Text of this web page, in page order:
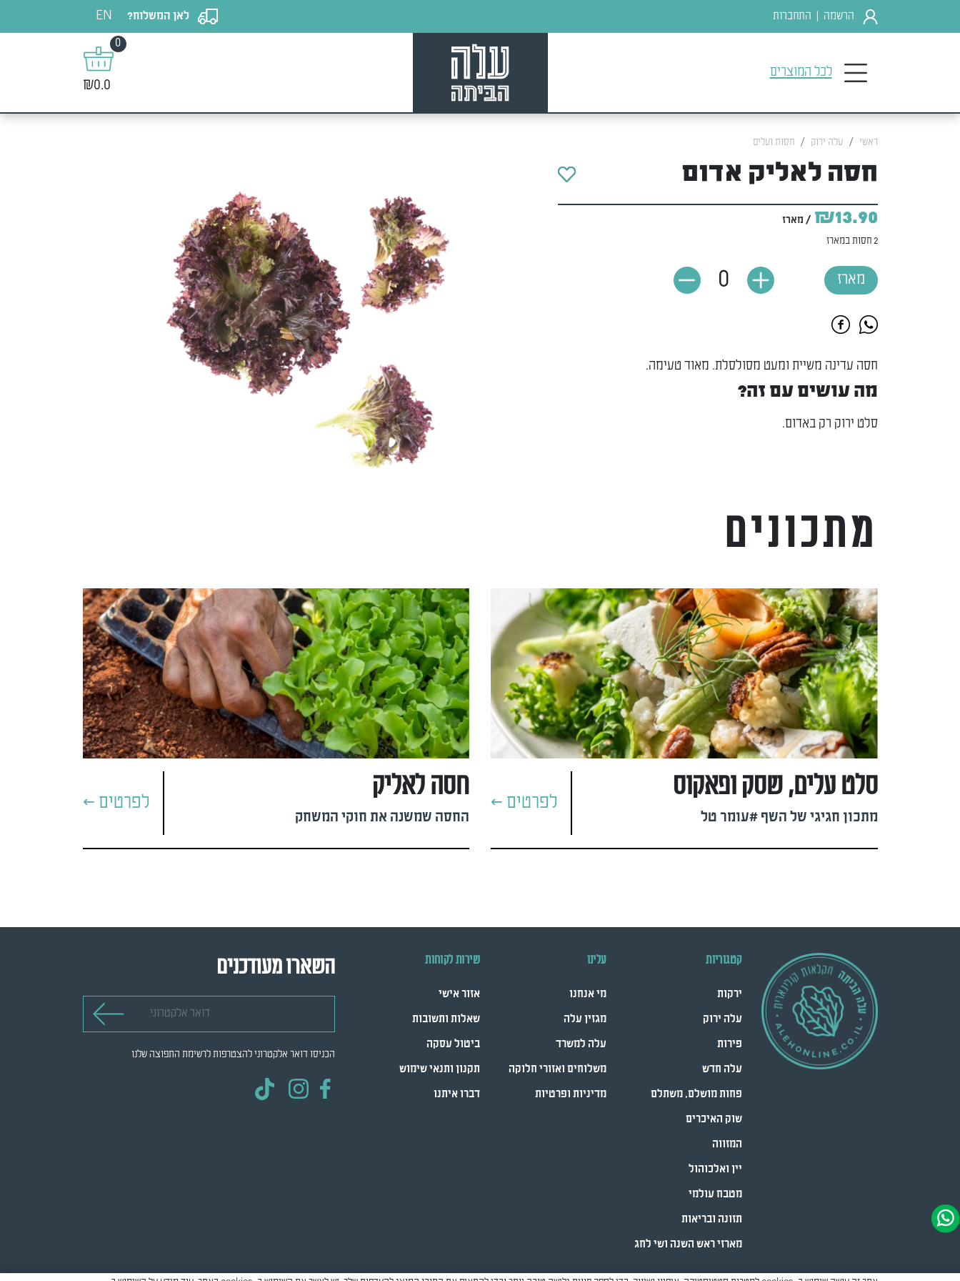
הרשמה התחברות לאן המשלוח? EN
לכל המוצרים
0
₪0.0
ראשי עלה ירוק חסות ועלים
חסה לאליק אדום
₪13.90 / מארז
2 חסות במארז
מארז 0
חסה עדינה משיית ומעט מסולסלת. מאוד טעימה.
מה עושים עם זה?
סלט ירוק רק באדום.
מתכונים
סלט עלים, שסק ופאקוס
מתכון חגיגי של השף #עומר טל
לפרטים >
חסה לאליק
החסה שמשנה את חוקי המשחק
לפרטים >
קטגוריות
ירקות
עלה ירוק
פירות
עלה חדש
פחות מושלם, משתלם
שוק האיכרים
המזווה
יין ואלכוהול
מטבח עולמי
תזונה ובריאות
מארזי ראש השנה ושי לחג
עלינו
מי אנחנו
מגזין עלה
עלה למשרד
משלוחים ואזורי חלוקה
מדיניות ופרטיות
שירות לקוחות
אזור אישי
שאלות ותשובות
ביטול עסקה
תקנון ותנאי שימוש
דברו איתנו
השארו מעודכנים
הכניסו דואר אלקטרוני להצטרפות לרשימת התפוצה שלנו